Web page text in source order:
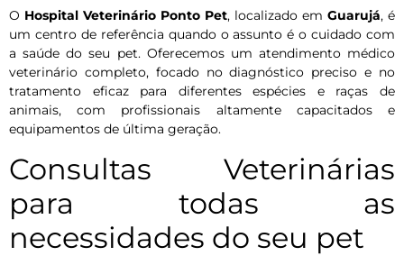
O Hospital Veterinário Ponto Pet, localizado em Guarujá, é
um centro de referência quando o assunto é o cuidado com
a saúde do seu pet. Oferecemos um atendimento médico
veterinário completo, focado no diagnóstico preciso e no
tratamento eficaz para diferentes espécies e raças de
animais, com profissionais altamente capacitados e
equipamentos de última geração.
Consultas Veterinárias
para todas as
necessidades do seu pet